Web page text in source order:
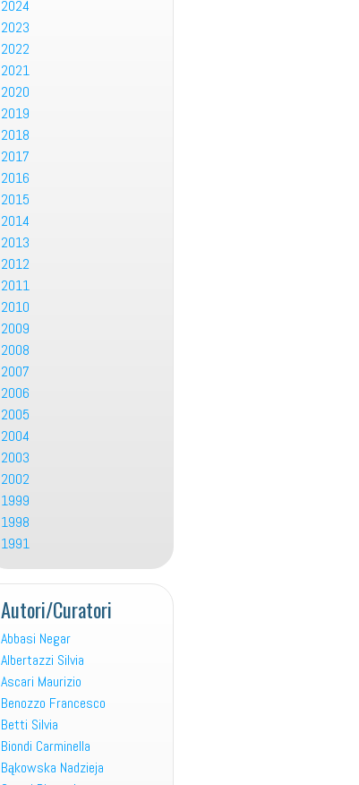
2024
2023
2022
2021
2020
2019
2018
2017
2016
2015
2014
2013
2012
2011
2010
2009
2008
2007
2006
2005
2004
2003
2002
1999
1998
1991
Autori/Curatori
Abbasi Negar
Albertazzi Silvia
Ascari Maurizio
Benozzo Francesco
Betti Silvia
Biondi Carminella
Bąkowska Nadzieja